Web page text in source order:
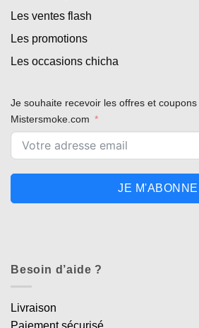
Les ventes flash
Les promotions
Les occasions chicha
Je souhaite recevoir les offres et
Mistersmoke.com
JE M'ABONNE
Besoin d’aide ?
Livraison